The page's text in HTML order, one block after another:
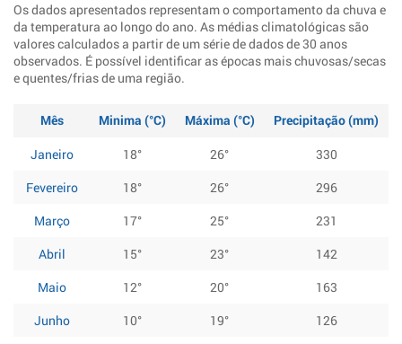
Os dados apresentados representam o comportamento da chuva e
da temperatura ao longo do ano. As médias climatológicas são
valores calculados a partir de um série de dados de 30 anos
observados. É possível identificar as épocas mais chuvosas/secas
e quentes/frias de uma região.
Mês Minima (°C) Máxima (°C)
Precipitação (mm)
Janeiro
18° 26°
330
Fevereiro
18° 26°
296
Março
17° 25°
231
Abril
15° 23°
142
Maio
12° 20°
163
Junho
10° 19°
126